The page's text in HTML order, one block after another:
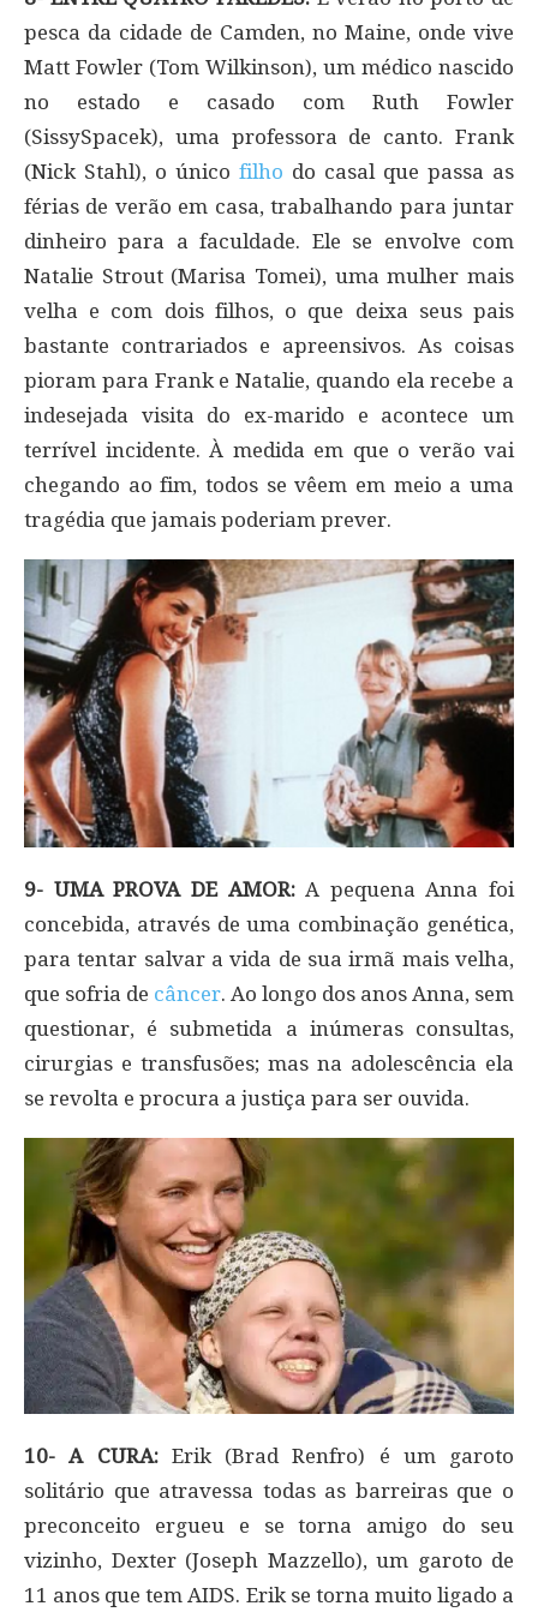
pesca da cidade de Camden, no Maine, onde vive
Matt Fowler (Tom Wilkinson), um médico nascido
no estado e casado com Ruth Fowler
(SissySpacek), uma professora de canto. Frank
(Nick Stahl), o único filho do casal que passa as
férias de verão em casa, trabalhando para juntar
dinheiro para a faculdade. Ele se envolve com
Natalie Strout (Marisa Tomei), uma mulher mais
velha e com dois filhos, o que deixa seus pais
bastante contrariados e apreensivos. As coisas
pioram para Frank e Natalie, quando ela recebe a
indesejada visita do ex-marido e acontece um
terrível incidente. À medida em que o verão vai
chegando ao fim, todos se vêem em meio a uma
tragédia que jamais poderiam prever.
9- UMA PROVA DE AMOR:A pequena Anna foi
concebida, através de uma combinação genética,
para tentar salvar a vida de sua irmã mais velha,
que sofria de câncer. Ao longo dos anos Anna, sem
questionar, é submetida a inúmeras consultas,
cirurgias e transfusões; mas na adolescência ela
se revolta e procura a justiça para ser ouvida.
10- A CURA:Erik (Brad Renfro) é um garoto
solitário que atravessa todas as barreiras que o
preconceito ergueu e se torna amigo do seu
vizinho, Dexter (Joseph Mazzello), um garoto de
11 anos que tem AIDS. Erik se torna muito ligado a